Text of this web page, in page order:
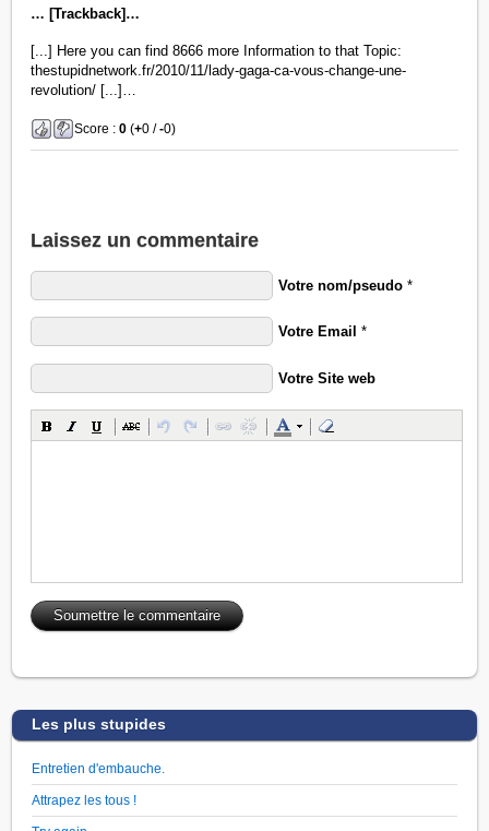
… [Trackback]…
[...] Here you can find 8666 more Information to that Topic:
thestupidnetwork.fr/2010/11/lady-gaga-ca-vous-change-une-
revolution/ [...]…
Score :0 (+0 /-0)
Laissez un commentaire
Votre nom/pseudo *
Votre Email *
Votre Site web
Les plus stupides
Entretien d'embauche.
Attrapez les tous !